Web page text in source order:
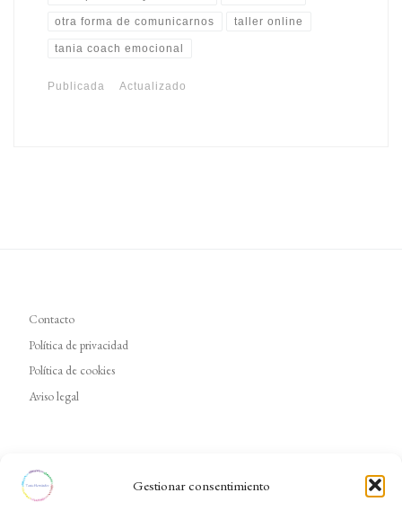
Gestionar consentimiento
otra forma de comunicarnos taller online
tania coach emocional
Publicada Actualizado
Contacto
Política de privacidad
Política de cookies
Aviso legal